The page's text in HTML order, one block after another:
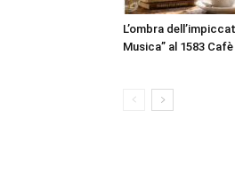
L’ombra
Musica” al 1583